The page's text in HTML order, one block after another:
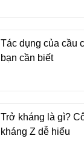
Tác dụng của cầu
bạn cần biết
Trở kháng là gì?
kháng Z dễ hiểu